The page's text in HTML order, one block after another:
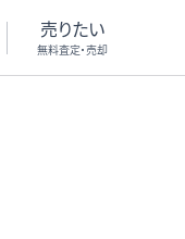
売りたい
無料査定・売却